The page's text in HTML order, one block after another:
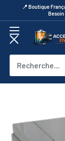
au
contenu
​📍​ Boutique
Besoin